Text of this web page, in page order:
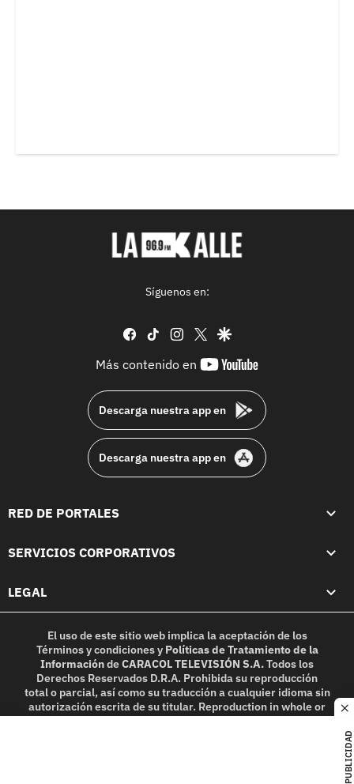
PUBLICIDAD
Síguenos en:
facebook
tiktok instagram
twittergoogle
Más contenido en
youtube-
Descarga nuestra app en
Descarga nuestra app en
RED DE PORTALES
SERVICIOS CORPORATIVOS
LEGAL
El uso de este sitio web implica la aceptación de los
Términos y condicionesy Políticas de Tratamiento de la
InformacióndeCARACOL TELEVISIÓN S.A.Todos los
Derechos Reservados D.R.A. Prohibida su reproducción
total o parcial, así como su traducción a cualquier idioma sin
autorización escrita de su titular. Reproduction in whole or
in part, or translation without written permission is